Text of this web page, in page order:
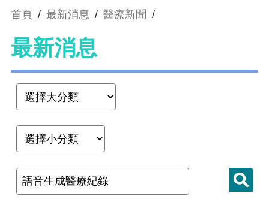
首頁 / 最新消息 / 醫療新聞 /
最新消息